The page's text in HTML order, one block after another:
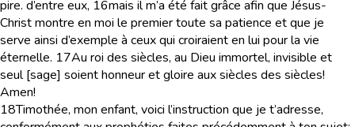
pire. d’entre eux, 16mais il m’a été fait grâce afin que Jésus-
Christ montre en moi le premier toute sa patience et que je
serve ainsi d’exemple à ceux qui croiraient en lui pour la vie
éternelle. 17Au roi des siècles, au Dieu immortel, invisible et
seul [sage] soient honneur et gloire aux siècles des siècles!
Amen!
18Timothée, mon enfant, voici l’instruction que je t’adresse,